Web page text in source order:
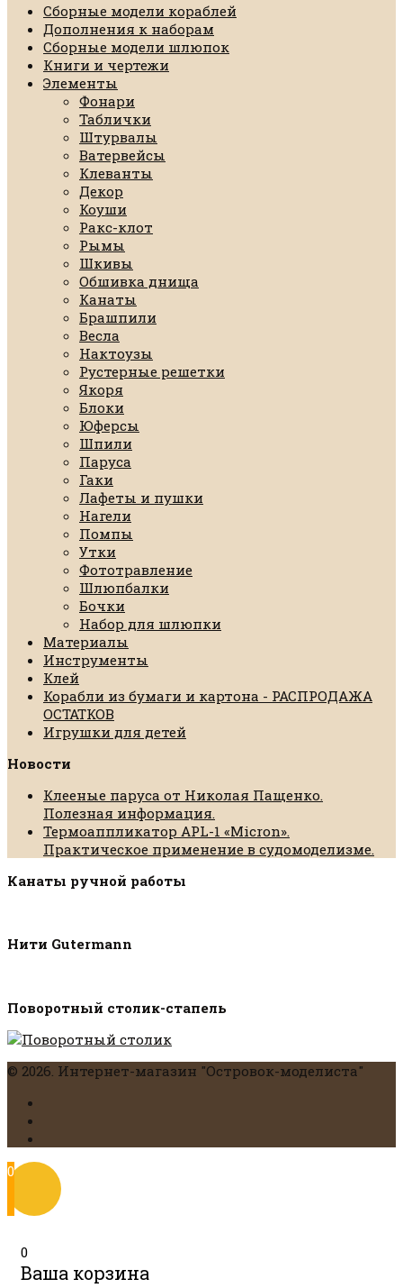
Сборные модели кораблей
Дополнения к наборам
Сборные модели шлюпок
Книги и чертежи
Элементы
Фонари
Таблички
Штурвалы
Ватервейсы
Клеванты
Декор
Коуши
Ракс-клот
Рымы
Шкивы
Обшивка днища
Канаты
Брашпили
Весла
Нактоузы
Рустерные решетки
Якоря
Блоки
Юферсы
Шпили
Паруса
Гаки
Лафеты и пушки
Нагели
Помпы
Утки
Фототравление
Шлюпбалки
Бочки
Набор для шлюпки
Материалы
Инструменты
Клей
Корабли из бумаги и картона - РАСПРОДАЖА
ОСТАТКОВ
Игрушки для детей
Новости
Клееные паруса от Николая Пащенко.
Полезная информация.
Термоаппликатор APL-1 «Micron».
Практическое применение в судомоделизме.
Канаты ручной работы
Нити Gutermann
Поворотный столик-стапель
© 2026. Интернет-магазин "Островок-моделиста"
0
0
Ваша корзина